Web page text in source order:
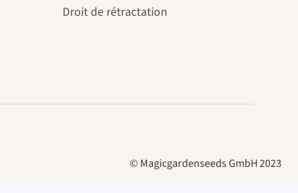
Droit de rétractation
© Magicgardenseeds GmbH 2023